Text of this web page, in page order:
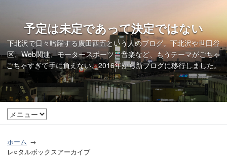
予定は未定であって決定ではない
下北沢で日々暗躍する廣田西五という人のブログ。下北沢や世田谷
区、Web関連、モータースポーツ、音楽など、もうテーマがごちゃ
ごちゃすぎて手に負えない。2016年から新ブログに移行しました。
ホーム
レ○タルボックスアーカイブ